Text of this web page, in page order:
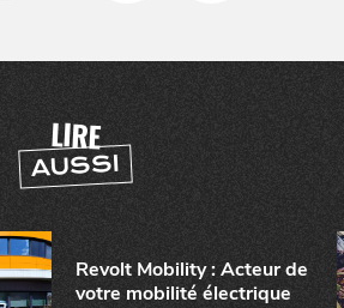
LIRE
AUSSI
Revolt Mobility : Acteur de
votre mobilité électrique